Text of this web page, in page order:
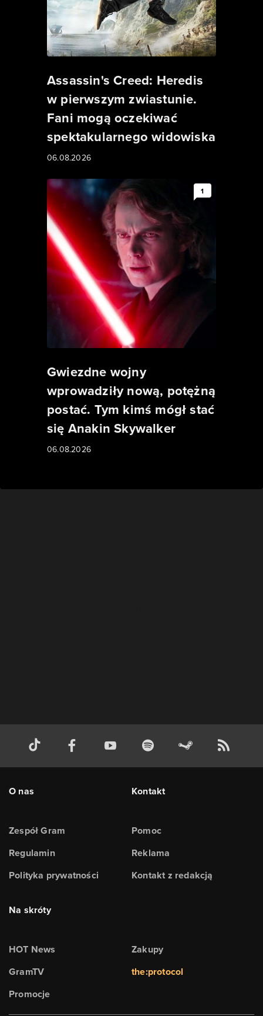
Assassin's Creed: Heredis
w pierwszym zwiastunie.
Fani mogą oczekiwać
spektakularnego widowiska
06.08.2026
1
Gwiezdne wojny
wprowadziły nową, potężną
postać. Tym kimś mógł stać
się Anakin Skywalker
06.08.2026
O nas
Zespół Gram
Regulamin
Polityka prywatności
Kontakt
Pomoc
Reklama
Kontakt z redakcją
Na skróty
HOT News
GramTV
Promocje
Zakupy
the:protocol